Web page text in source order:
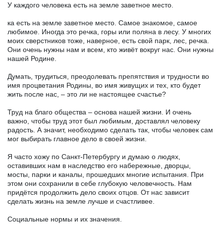
У каждого человека есть на земле заветное место.
ка есть на земле заветное место. Самое знакомое, самое
любимое. Иногда это речка, горы или поляна в лесу. У многих
моих сверстников тоже, наверное, есть свой парк, лес, речка.
Они очень нужны нам и всем, кто живёт вокруг нас. Они нужны
нашей Родине.
Думать, трудиться, преодолевать препятствия и трудности во
имя процветания Родины, во имя живущих и тех, кто будет
жить после нас, – это ли не настоящее счастье?
Труд на благо общества – основа нашей жизни. И очень
важно, чтобы труд этот был любимым, доставлял человеку
радость. А значит, необходимо сделать так, чтобы человек сам
мог выбирать главное дело в своей жизни.
Я часто хожу по Санкт-Петербургу и думаю о людях,
оставивших нам в наследство его набережные, дворцы,
мосты, парки и каналы, прошедших многие испытания. При
этом они сохранили в себе глубокую человечность. Нам
придётся продолжить дело своих отцов. От нас зависит
сделать жизнь на земле лучше и счастливее.
Социальные нормы и их значения.